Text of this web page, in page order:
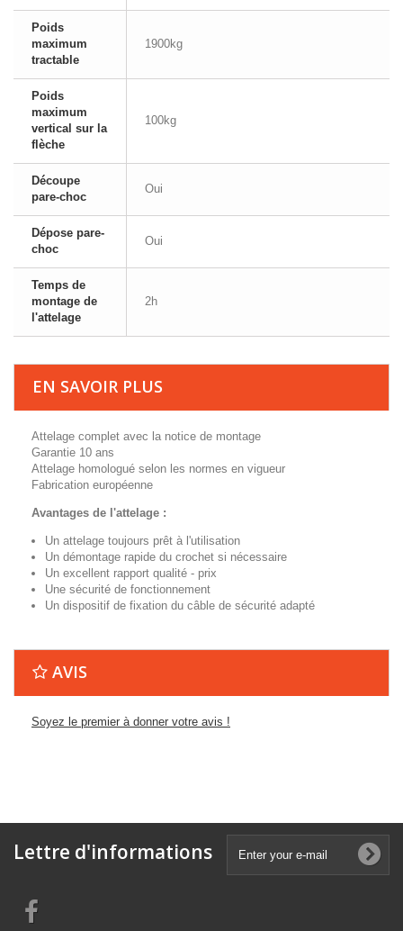
Poids
maximum
tractable
1900kg
Poids
maximum
vertical sur la
flèche
100kg
Découpe
pare-choc
Oui
Dépose pare-
choc
Oui
Temps de
montage de
l'attelage
2h
EN SAVOIR PLUS
Attelage complet avec la notice de montage
Garantie 10 ans
Attelage homologué selon les normes en vigueur
Fabrication européenne
Avantages de l'attelage :
Un attelage toujours prêt à l'utilisation
Un démontage rapide du crochet si nécessaire
Un excellent rapport qualité - prix
Une sécurité de fonctionnement
Un dispositif de fixation du câble de sécurité adapté
AVIS
Soyez le premier à donner votre avis !
Lettre d'informations